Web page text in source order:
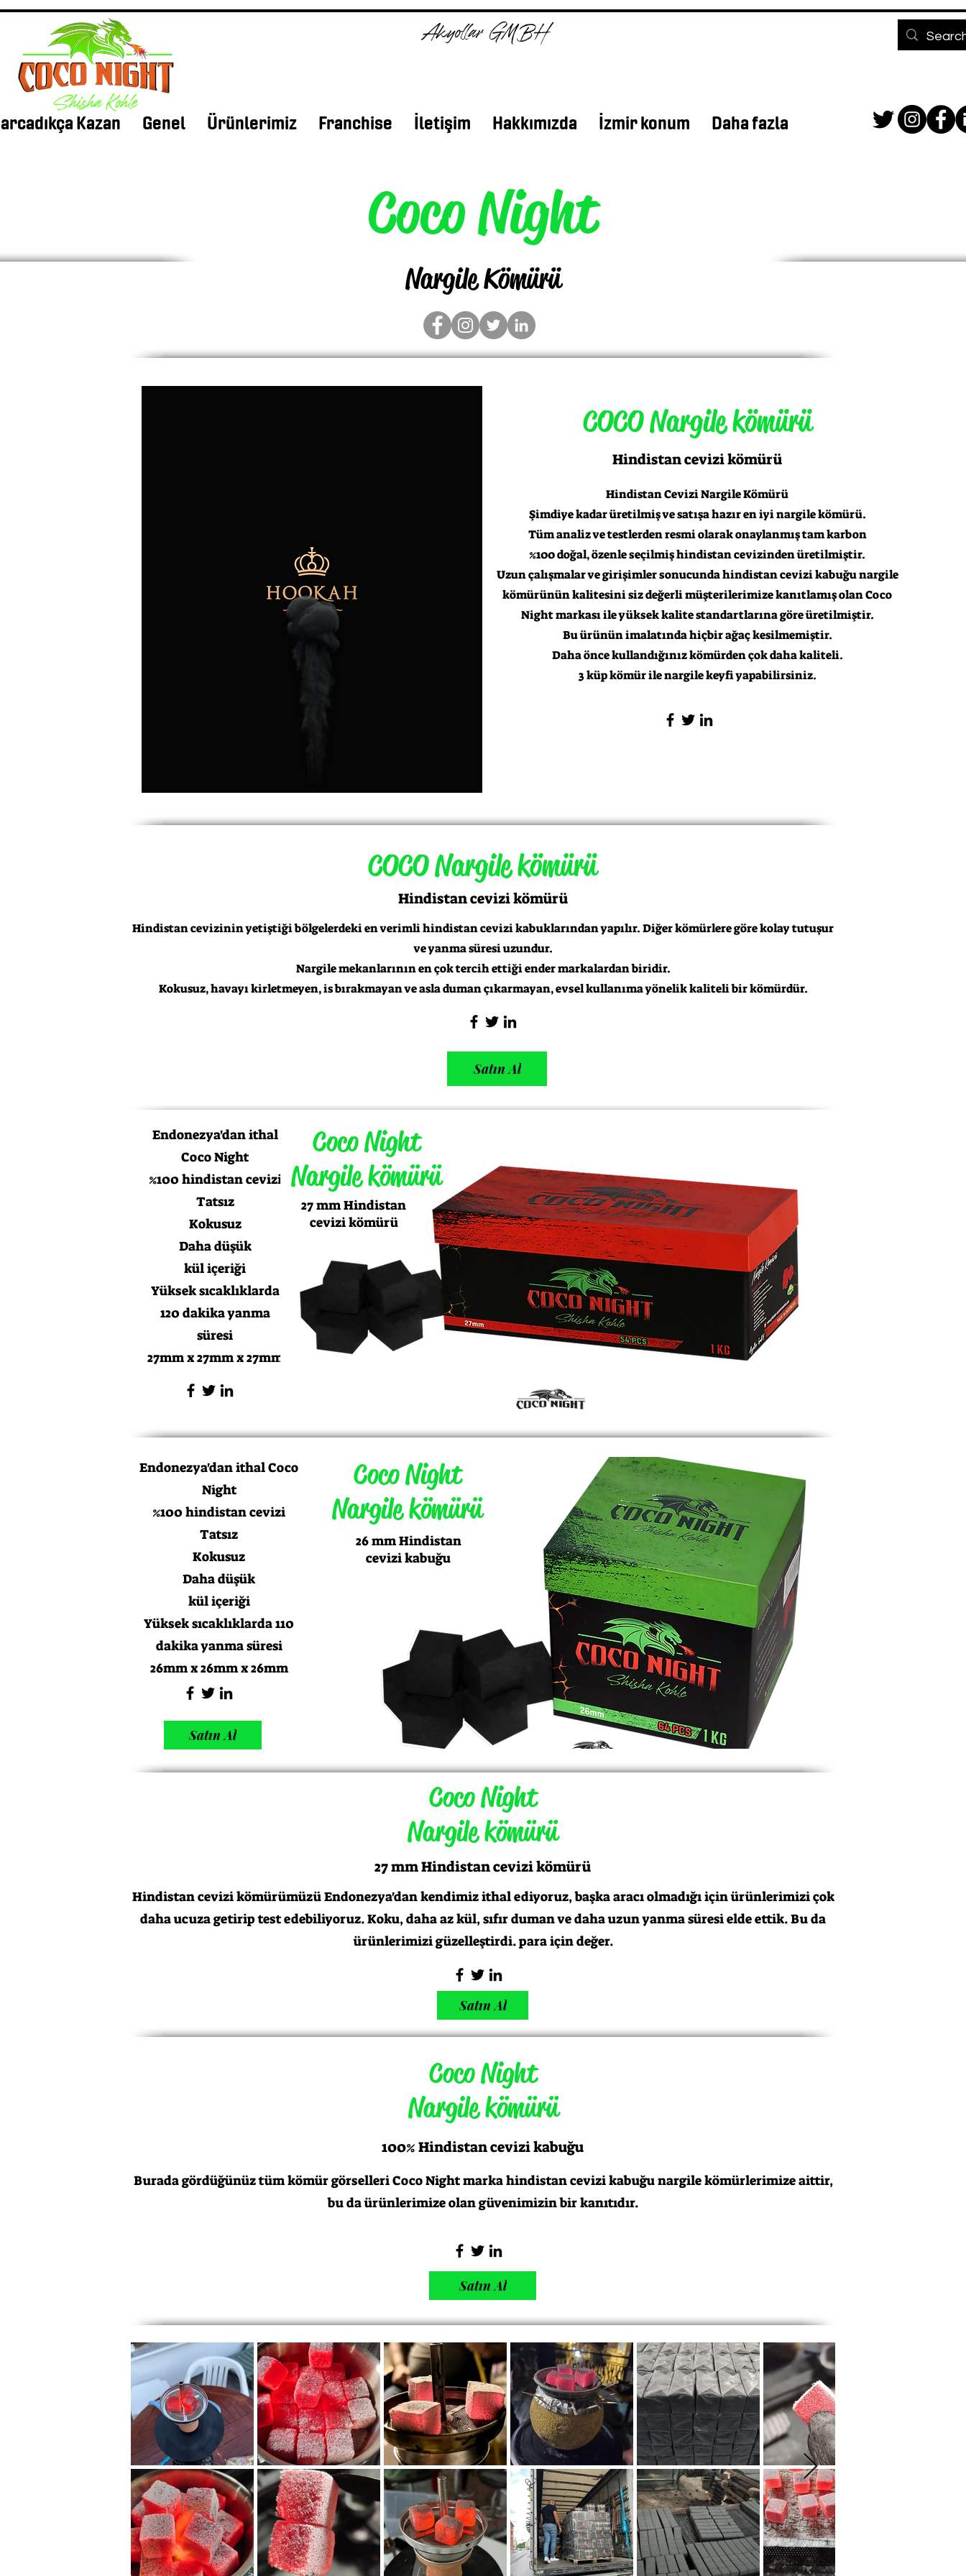
Akyollar GMBH
Kazan Genel Ürünlerimiz Franchise İletişim Hakkımızda İzmir konum Daha fazla
Coco Night
Nargile Kömürü
COCO Nargile kömürü
Hindistan cevizi kömürü
Hindistan Cevizi Nargile Kömürü
Şimdiye kadar üretilmiş ve satışa hazır en iyi nargile kömürü.
Tüm analiz ve testlerden resmi olarak onaylanmış tam karbon
%100 doğal, özenle seçilmiş hindistan cevizinden üretilmiştir.
Uzun çalışmalar ve girişimler sonucunda hindistan cevizi kabuğu nargile
kömürünün kalitesini siz değerli müşterilerimize kanıtlamış olan Coco
Night markası ile yüksek kalite standartlarına göre üretilmiştir.
Bu ürünün imalatında hiçbir ağaç kesilmemiştir.
Daha önce kullandığınız kömürden çok daha kaliteli.
3 küp kömür ile nargile keyfi yapabilirsiniz.
COCO Nargile kömürü
Hindistan cevizi kömürü
Hindistan cevizinin yetiştiği bölgelerdeki en verimli hindistan cevizi kabuklarından yapılır. Diğer kömürlere göre kolay tutuşur
ve yanma süresi uzundur.
Nargile mekanlarının en çok tercih ettiği ender markalardan biridir.
Kokusuz, havayı kirletmeyen, is bırakmayan ve asla duman çıkarmayan, evsel kullanıma yönelik kaliteli bir kömürdür.
Satın Al
Endonezya'dan ithal
Coco Night
%100 hindistan cevizi
Tatsız
Kokusuz
Daha düşük
kül içeriği
Yüksek sıcaklıklarda
120 dakika yanma
süresi
27mm x 27mm x 27mm
Satın Al
Coco Night
Nargile kömürü
27 mm Hindistan
cevizi kömürü
Endonezya'dan ithal Coco
Night
%100 hindistan cevizi
Tatsız
Kokusuz
Daha düşük
kül içeriği
Yüksek sıcaklıklarda 110
dakika yanma süresi
26mm x 26mm x 26mm
Satın Al
Coco Night
Nargile kömürü
26 mm Hindistan
cevizi kabuğu
Coco Night
Nargile kömürü
27 mm Hindistan cevizi kömürü
Hindistan cevizi kömürümüzü Endonezya'dan kendimiz ithal ediyoruz, başka aracı olmadığı için ürünlerimizi çok
daha ucuza getirip test edebiliyoruz. Koku, daha az kül, sıfır duman ve daha uzun yanma süresi elde ettik. Bu da
ürünlerimizi güzelleştirdi. para için değer.
Satın Al
Coco Night
Nargile kömürü
100% Hindistan cevizi kabuğu
Burada gördüğünüz tüm kömür görselleri Coco Night marka hindistan cevizi kabuğu nargile kömürlerimize aittir,
bu da ürünlerimize olan güvenimizin bir kanıtıdır.
Satın Al